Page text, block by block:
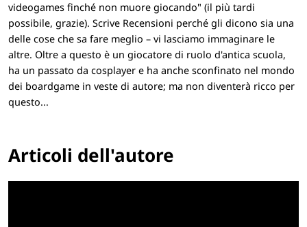
videogames finché non muore giocando" (il più tardi
possibile, grazie). Scrive Recensioni perché gli dicono sia una
delle cose che sa fare meglio – vi lasciamo immaginare le
altre. Oltre a questo è un giocatore di ruolo d'antica scuola,
ha un passato da cosplayer e ha anche sconfinato nel mondo
dei boardgame in veste di autore; ma non diventerà ricco per
questo...
Articoli dell'autore